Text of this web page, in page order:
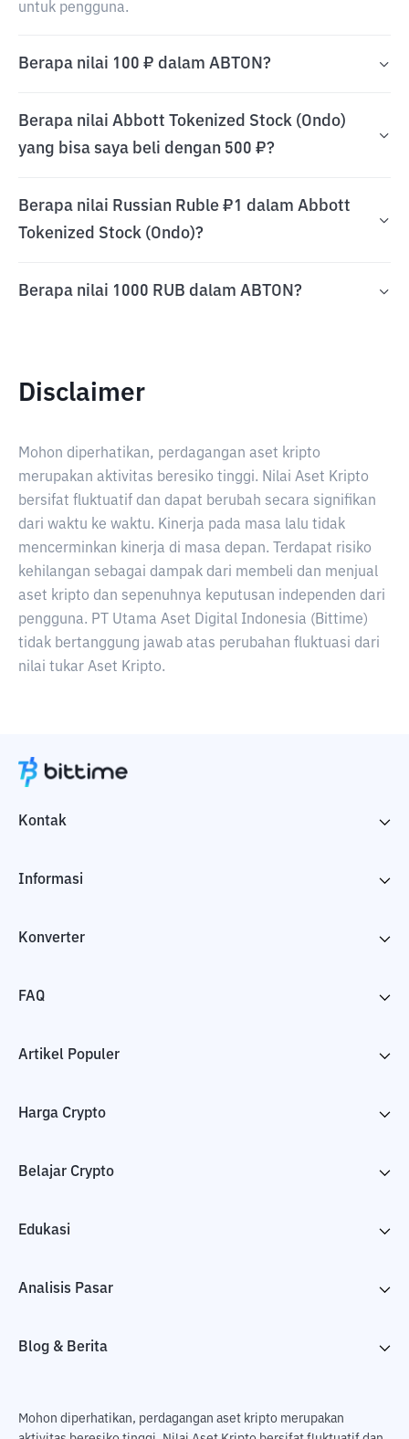
untuk pengguna.
Berapa nilai 100 ₽ dalam ABTON?
Berapa nilai Abbott Tokenized Stock (Ondo)
yang bisa saya beli dengan 500 ₽?
Berapa nilai Russian Ruble ₽1 dalam Abbott
Tokenized Stock (Ondo)?
Berapa nilai 1000 RUB dalam ABTON?
Disclaimer
Mohon diperhatikan, perdagangan aset kripto
merupakan aktivitas beresiko tinggi. Nilai Aset Kripto
bersifat fluktuatif dan dapat berubah secara signifikan
dari waktu ke waktu. Kinerja pada masa lalu tidak
mencerminkan kinerja di masa depan. Terdapat risiko
kehilangan sebagai dampak dari membeli dan menjual
aset kripto dan sepenuhnya keputusan independen dari
pengguna. PT Utama Aset Digital Indonesia (Bittime)
tidak bertanggung jawab atas perubahan fluktuasi dari
nilai tukar Aset Kripto.
Kontak
Informasi
Konverter
FAQ
Artikel Populer
Harga Crypto
Belajar Crypto
Edukasi
Analisis Pasar
Blog & Berita
Mohon diperhatikan, perdagangan aset kripto merupakan